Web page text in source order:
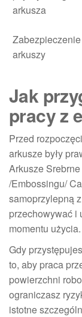
arkusza
Zabezpieczenie
arkuszy
Jak
pracy z
Przed
arkusze były
Arkusze
/Embossingu/
samoprzylepną
przechowywać i
momentu użycia.
Gdy
to, aby praca
powierzchni
ograniczasz
istotne